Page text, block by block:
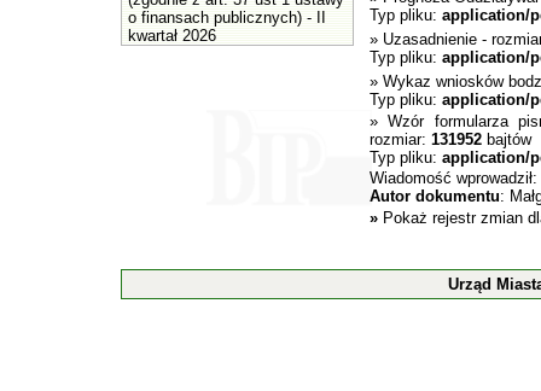
o finansach publicznych) - II
kwartał 2026
Typ pliku: application/
» Uzasadnienie -
Typ pliku: application/
» Wykaz wniosków
Typ pliku: application/
»Wzór formularza
rozmiar: 131952bajtów
Typ pliku: application/
Wiadomość wprowadził:
Autor dokumentu:
» Pokaż rejestr zmian
Urząd